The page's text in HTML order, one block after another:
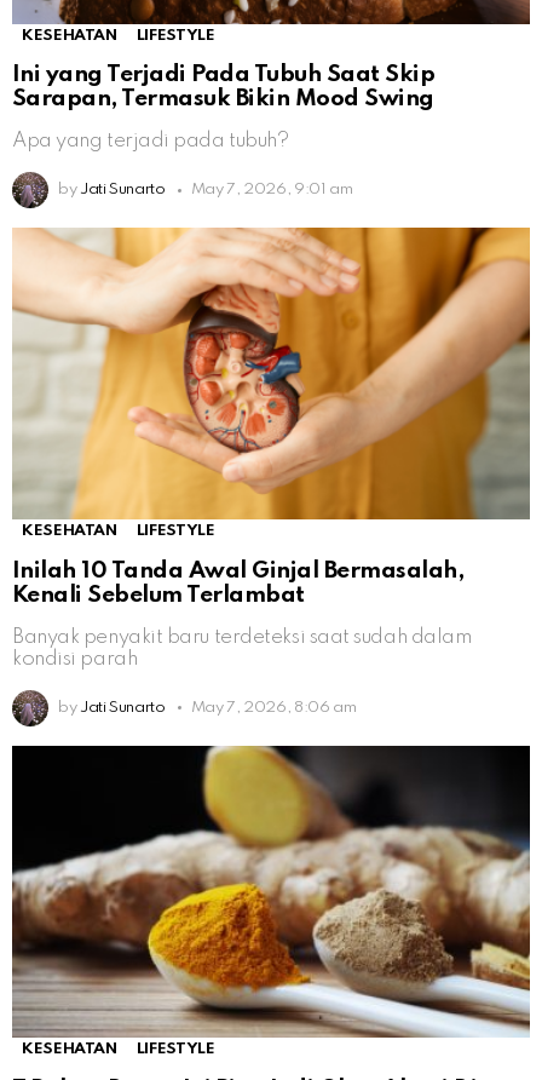
KESEHATAN LIFESTYLE
Ini yang Terjadi Pada Tubuh Saat Skip
Sarapan, Termasuk Bikin Mood Swing
Apa yang terjadi pada tubuh?
by Jati Sunarto May 7, 2026, 9:01 am
KESEHATAN LIFESTYLE
Inilah 10 Tanda Awal Ginjal Bermasalah,
Kenali Sebelum Terlambat
Banyak penyakit baru terdeteksi saat sudah dalam
kondisi parah
by Jati Sunarto May 7, 2026, 8:06 am
KESEHATAN LIFESTYLE